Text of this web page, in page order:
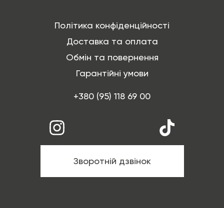
Політика конфіденційності
Доставка та оплата
Обмін та повернення
Гарантійні умови
+380 (95) 118 69 00
Зворотній дзвінок